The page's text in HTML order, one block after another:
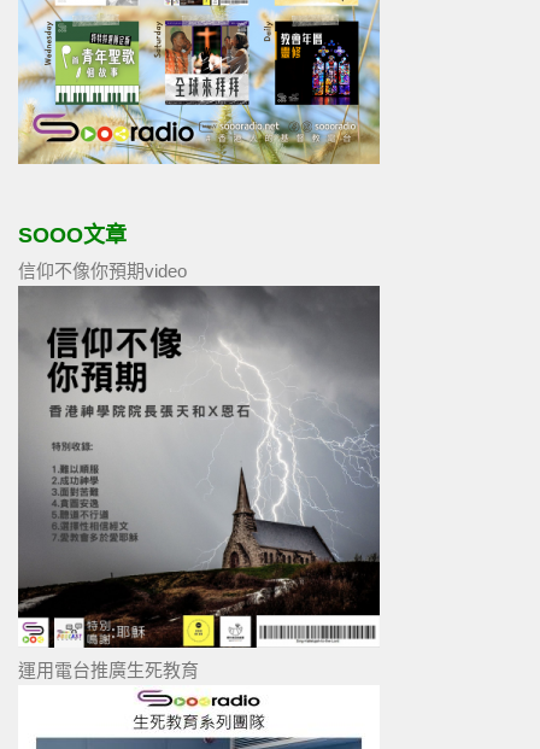
SOOO文章
信仰不像你預期video
運用電台推廣生死教育